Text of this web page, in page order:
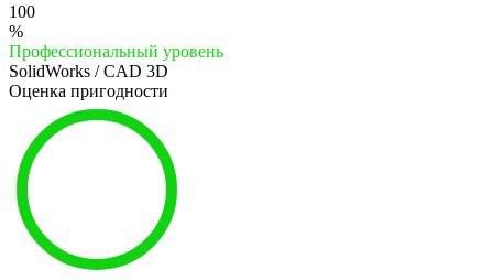
100
%
Профессиональный уровень
SolidWorks / CAD 3D
Оценка пригодности